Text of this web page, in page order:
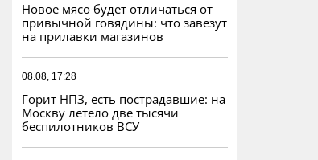
Новое мясо будет отличаться от
привычной говядины: что завезут
на прилавки магазинов
08.08, 17:28
Горит НПЗ, есть пострадавшие: на
Москву летело две тысячи
беспилотников ВСУ